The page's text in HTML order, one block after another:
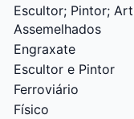
Escultor; Pintor;
Assemelhados
Engraxate
Escultor e Pintor
Ferroviário
Físico